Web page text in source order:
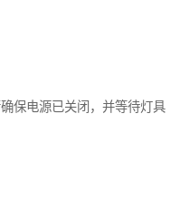
保电源已关闭，并等待灯具